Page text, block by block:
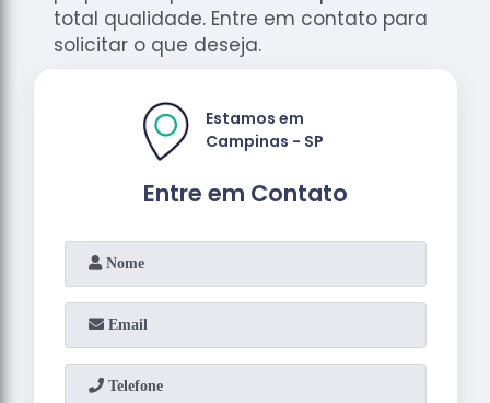
total qualidade. Entre em contato para
solicitar o que deseja.
Entre em Contato
Estamos em
Campinas - SP